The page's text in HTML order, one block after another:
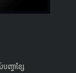
ញ្ហាខ្សែ